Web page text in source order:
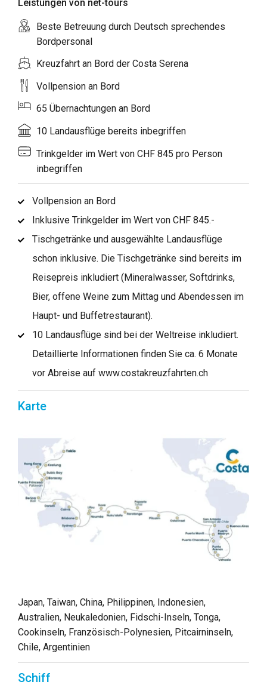
Leistungen von net-tours
Beste Betreuung durch Deutsch sprechendes
Bordpersonal
Kreuzfahrt an Bord der Costa Serena
Vollpension an Bord
65 Übernachtungen an Bord
10 Landausflüge bereits inbegriffen
Trinkgelder im Wert von CHF 845 pro Person
inbegriffen
Vollpension an Bord
Inklusive Trinkgelder im Wert von CHF 845.-
Tischgetränke und ausgewählte Landausflüge
schon inklusive. Die Tischgetränke sind bereits im
Reisepreis inkludiert (Mineralwasser, Softdrinks,
Bier, offene Weine zum Mittag und Abendessen im
Haupt- und Buffetrestaurant).
10 Landausflüge sind bei der Weltreise inkludiert.
Detaillierte Informationen finden Sie ca. 6 Monate
vor Abreise auf www.costakreuzfahrten.ch
Karte
Japan, Taiwan, China, Philippinen, Indonesien,
Australien, Neukaledonien, Fidschi-Inseln, Tonga,
Cookinseln, Französisch-Polynesien, Pitcairninseln,
Chile, Argentinien
Schiff